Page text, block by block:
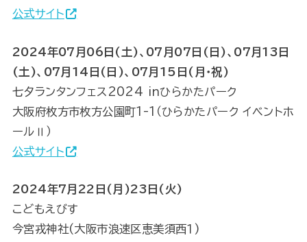
公式サイト
2024年07月06日(土)、07月07日(日)、07月13日
(土)、07月14日(日)、07月15日(月･祝)
七夕ランタンフェス2024 inひらかたパーク
大阪府枚方市枚方公園町1-1（ひらかたパーク イベントホ
ールⅡ）
公式サイト
2024年7月22日(月)23日(火)
こどもえびす
今宮戎神社(大阪市浪速区恵美須西１)